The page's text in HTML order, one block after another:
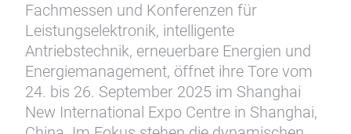
Fachmessen und Konferenzen für
Leistungselektronik, intelligente
Antriebstechnik, erneuerbare Energien und
Energiemanagement, öffnet ihre Tore vom
24. bis 26. September 2025 im Shanghai
New International Expo Centre in Shanghai,